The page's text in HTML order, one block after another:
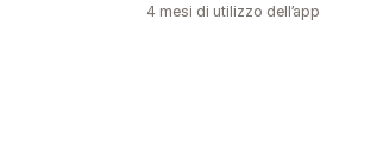
4 mesi di utilizzo dell’app